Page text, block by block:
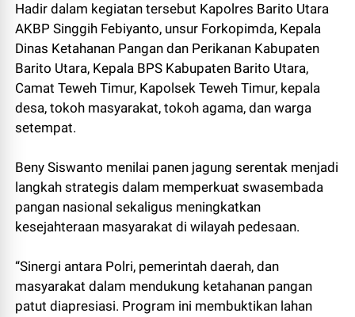
Hadir dalam kegiatan tersebut Kapolres Barito Utara
AKBP Singgih Febiyanto, unsur Forkopimda, Kepala
Dinas Ketahanan Pangan dan Perikanan Kabupaten
Barito Utara, Kepala BPS Kabupaten Barito Utara,
Camat Teweh Timur, Kapolsek Teweh Timur, kepala
desa, tokoh masyarakat, tokoh agama, dan warga
setempat.
Beny Siswanto menilai panen jagung serentak menjadi
langkah strategis dalam memperkuat swasembada
pangan nasional sekaligus meningkatkan
kesejahteraan masyarakat di wilayah pedesaan.
“Sinergi antara Polri, pemerintah daerah, dan
masyarakat dalam mendukung ketahanan pangan
patut diapresiasi. Program ini membuktikan lahan